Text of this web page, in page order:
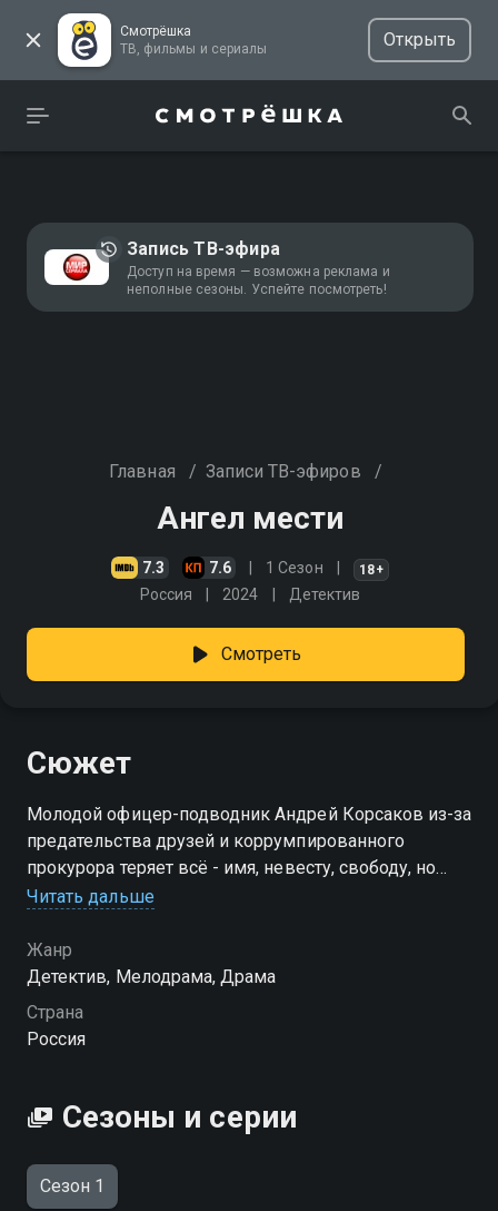
Смотрёшка
ТВ, фильмы и сериалы
Открыть
Запись ТВ-эфира
Доступ на время — возможна реклама и
неполные сезоны. Успейте посмотреть!
Главная / Записи ТВ-эфиров /
Ангел мести
7.3 7.6 1 Сезон 18+
Россия 2024 Детектив
Смотреть
Сюжет
Молодой офицер-подводник Андрей Корсаков из-за
предательства друзей и коррумпированного
прокурора теряет всё - имя, невесту, свободу, но
остаётся жив. Спустя годы он возвращается в
Читать дальше
Жанр
Детектив, Мелодрама, Драма
Страна
Россия
Сезоны и серии
Сезон 1